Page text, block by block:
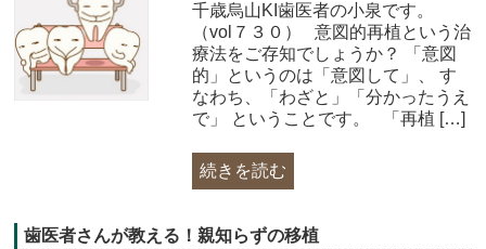
千歳烏山KI歯医者の小泉です。
（vol７３０） 意図的再植という治
療法をご存知でしょうか？ 「意図
的」というのは「意図して」、 す
なわち、「わざと」「分かったうえ
で」 ということです。 「再植 […]
続きを読む
歯医者さんが教える！親知らずの移植